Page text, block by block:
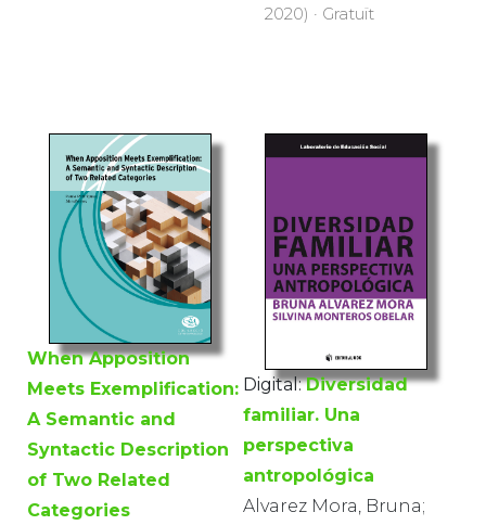
2020) · Gratuït
When Apposition
Meets Exemplification:
A Semantic and
Syntactic Description
of Two Related
Categories
Digital: Diversidad
familiar. Una
perspectiva
antropológica
Alvarez Mora, Bruna;